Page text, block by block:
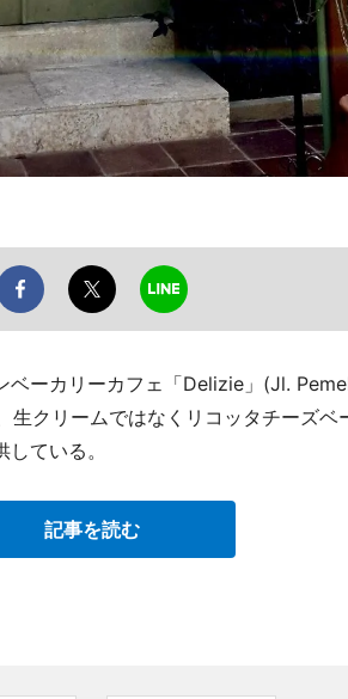
ベーカリーカフェ「Delizie」(Jl.
クリームではなくリコッタチーズベ
ている。
記事を読む